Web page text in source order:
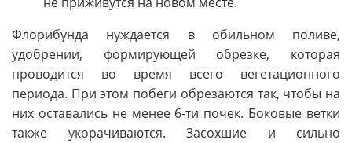
Флорибунда нуждается в обильном поливе,
удобрении, формирующей обрезке, которая
проводится во время всего вегетационного
периода. При этом побеги обрезаются так, чтобы на
них оставались не менее 6-ти почек. Боковые ветки
также укорачиваются. Засохшие и сильно